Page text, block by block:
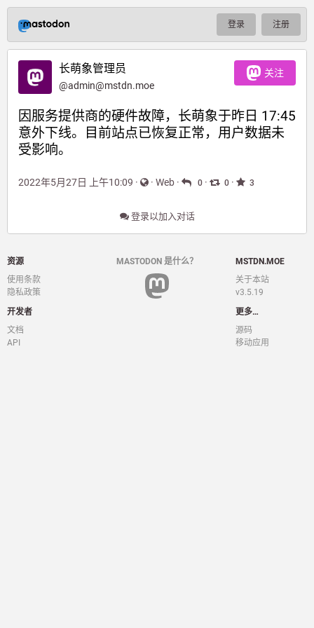
登录 注册
长萌象管理员
@admin@mstdn.moe
关注
因服务提供商的硬件故障，长萌象于昨日 17:45
意外下线。目前站点已恢复正常，用户数据未
受影响。
2022年5月27日 上午10:09 · · Web · 0 · 0 · 3
登录以加入对话
资源
使用条款
隐私政策
开发者
文档
API
MASTODON 是什么？
MSTDN.MOE
关于本站
v3.5.19
更多…
源码
移动应用